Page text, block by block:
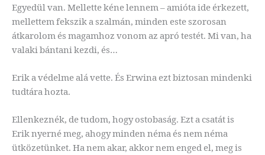
Egyedül van. Mellette kéne lennem – amióta ide érkezett,
mellettem fekszik a szalmán, minden este szorosan
átkarolom és magamhoz vonom az apró testét. Mi van, ha
valaki bántani kezdi, és…
Erik a védelme alá vette. És Erwina ezt biztosan mindenki
tudtára hozta.
Ellenkeznék, de tudom, hogy ostobaság. Ezt a csatát is
Erik nyerné meg, ahogy minden néma és nem néma
ütközetünket. Ha nem akar, akkor nem enged el, meg is